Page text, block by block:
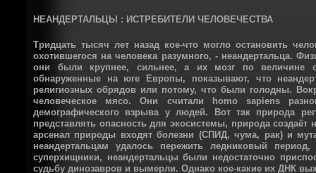
НЕАНДЕРТАЛЬЦЫ : ИСТРЕБИТЕЛИ ЧЕЛОВЕЧЕСТВА
Тридцать тысяч лет назад кое-что могло остановить
охотившегося на человека разумного, - неандертальца.
они были крупнее, сильнее, а их мозг по величине
обнаруженные на юге Европы, показывают, что
религиозных обрядов или потому, что были голодны.
человеческое мясо. Они считали homo sapiens
демографического взрыва у людей. Вот так природа
представлять опасность для экосистемы, природа
арсенал природы входят болезни (СПИД, чума, рак) и
неандертальцам удалось пережить ледниковый
суперхищники, неандертальцы были недостаточно
судьбу динозавров и вымерли. Однако кое-какие их ДНК